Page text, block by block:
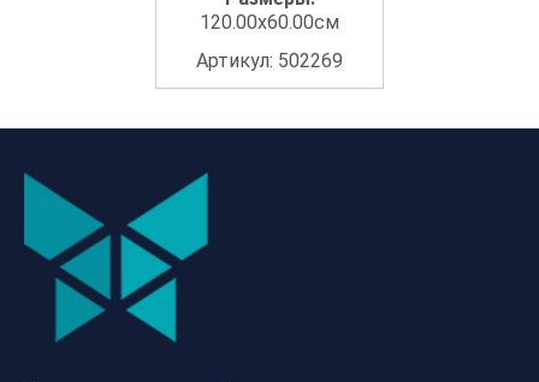
120.00x60.00см
Артикул: 502269